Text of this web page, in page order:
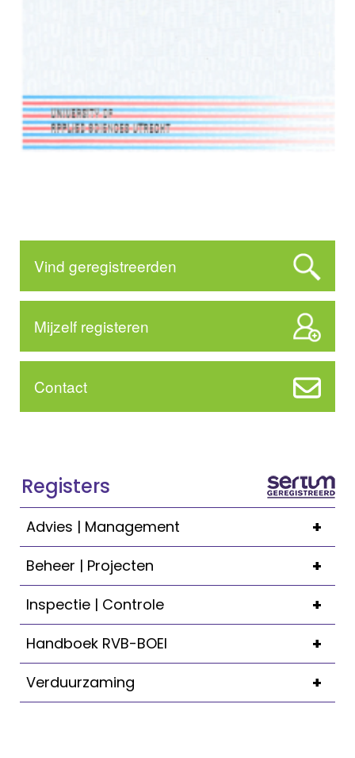
Vind geregistreerden
Mijzelf registeren
Contact
Registers
+
Advies | Management
+
Beheer | Projecten
+
Inspectie | Controle
+
Handboek RVB-BOEI
+
Verduurzaming